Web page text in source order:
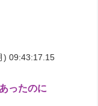
) 09:43:17.15
ったのに